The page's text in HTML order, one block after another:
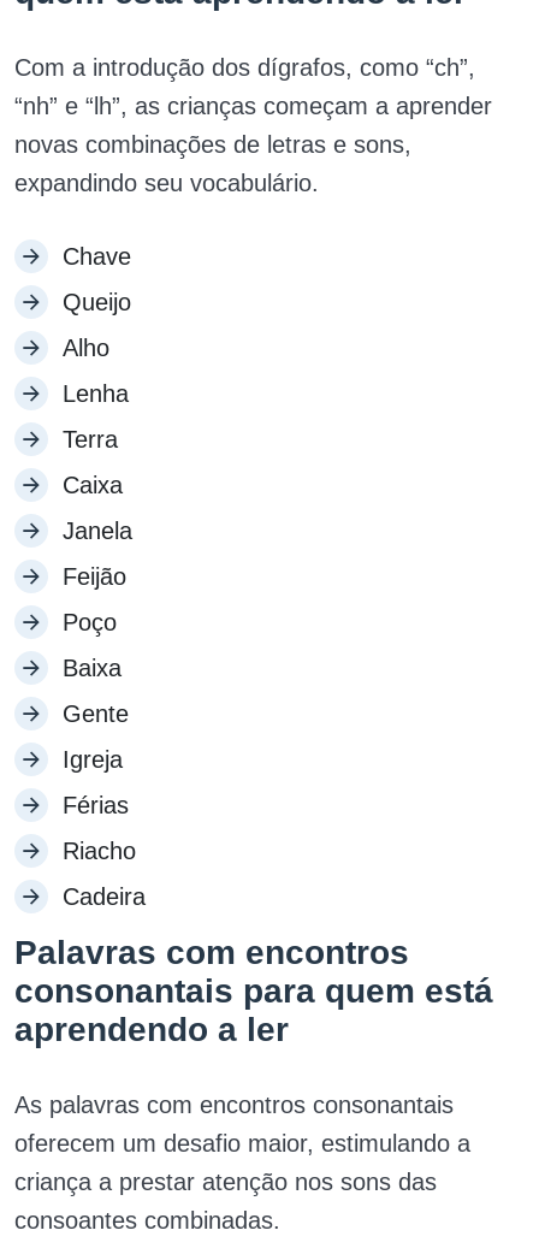
Com a introdução dos dígrafos, como “ch”,
“nh” e “lh”, as crianças começam a aprender
novas combinações de letras e sons,
expandindo seu vocabulário.
Chave
Queijo
Alho
Lenha
Terra
Caixa
Janela
Feijão
Poço
Baixa
Gente
Igreja
Férias
Riacho
Cadeira
Palavras com encontros
consonantais para quem está
aprendendo a ler
As palavras com encontros consonantais
oferecem um desafio maior, estimulando a
criança a prestar atenção nos sons das
consoantes combinadas.